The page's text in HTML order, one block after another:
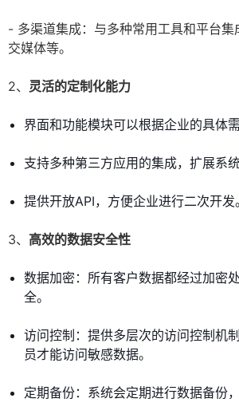
- 多渠道集成：与多种常用工具和平台集
交媒体等。
2、 灵活的定制化能力
界面和功能模块可以根据企业的具体
支持多种第三方应用的集成，扩展系统
提供开放API，方便企业进行二次开发。
3、 高效的数据安全性
数据加密：所有客户数据都经过加密
全。
访问控制：提供多层次的访问控制机
员才能访问敏感数据。
定期备份：系统会定期进行数据备份